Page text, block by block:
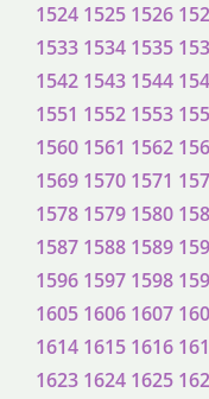
1524 1525 1526
1533 1534 1535
1542 1543 1544
1551 1552 1553
1560 1561 1562
1569 1570 1571
1578 1579 1580
1587 1588 1589
1596 1597 1598
1605 1606 1607
1614 1615 1616
1623 1624 1625